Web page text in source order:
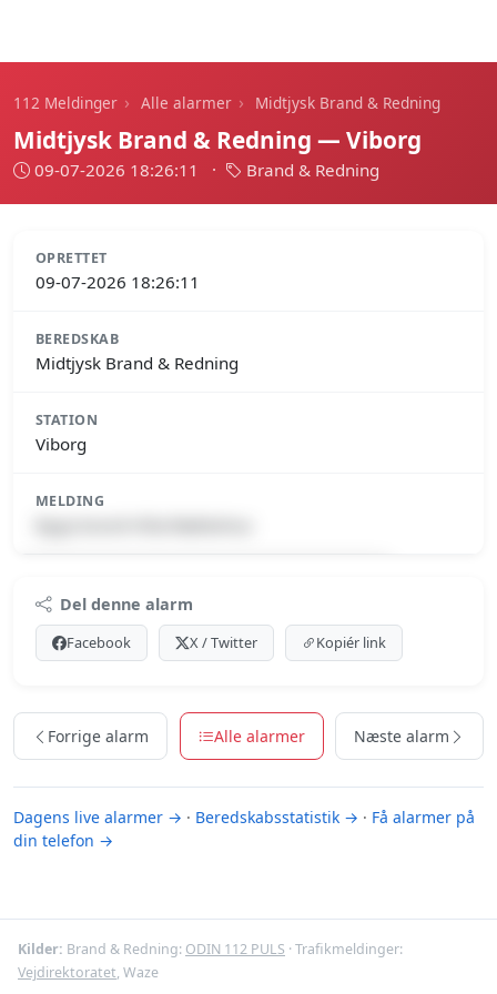
112 Meldinger › Alle alarmer › Midtjysk Brand & Redning
Midtjysk Brand & Redning — Viborg
09-07-2026 18:26:11 · Brand & Redning
OPRETTET
09-07-2026 18:26:11
BEREDSKAB
Midtjysk Brand & Redning
STATION
Viborg
MELDING
Premium indhold
Log ind med Premium for at se meldingen.
Se Premium-muligheder
Del denne alarm
Facebook X / Twitter Kopiér link
Forrige alarm Alle alarmer Næste alarm
Dagens live alarmer → · Beredskabsstatistik → · Få alarmer på
din telefon →
Kilder: Brand & Redning: ODIN 112 PULS · Trafikmeldinger:
Vejdirektoratet, Waze